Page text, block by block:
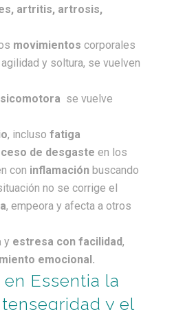
artritis, artrosis,
movimientos corporales
y soltura, se vuelven
se vuelve
, incluso fatiga
de desgaste en los
con inflamaciónbuscando
no se corrige el
, empeora y afecta a otros
y estresa con facilidad,
emocional.
Essentia la
y el